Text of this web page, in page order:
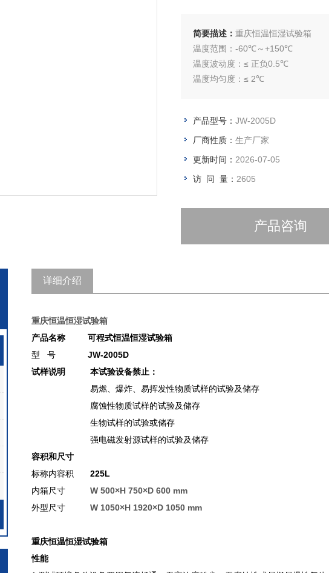
简要描述： 重庆恒温恒湿试验箱
温度范围：-60℃～+150℃
温度波动度：≤ 正负0.5℃
温度均匀度：≤ 2℃
产品型号： JW-2005D
厂商性质： 生产厂家
更新时间： 2026-07-05
访 问 量： 2605
产品咨询
详细介绍
重庆恒温恒湿试验箱
产品名称
型 号
可程式恒温恒湿试验箱
JW-2005D
试样说明
本试验设备禁止：
易燃、爆炸、易挥发性物质试样的试验及储存
腐蚀性物质试样的试验及储存
生物试样的试验或储存
强电磁发射源试样的试验及储存
容积和尺寸
标称内容积
内箱尺寸
外型尺寸
225L
W 500×H 750×D 600 mm
W 1050×H 1920×D 1050 mm
重庆恒温恒湿试验箱
性能